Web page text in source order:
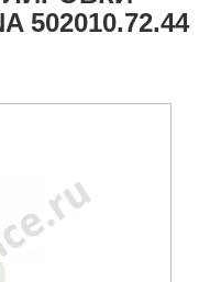
502010.72.44